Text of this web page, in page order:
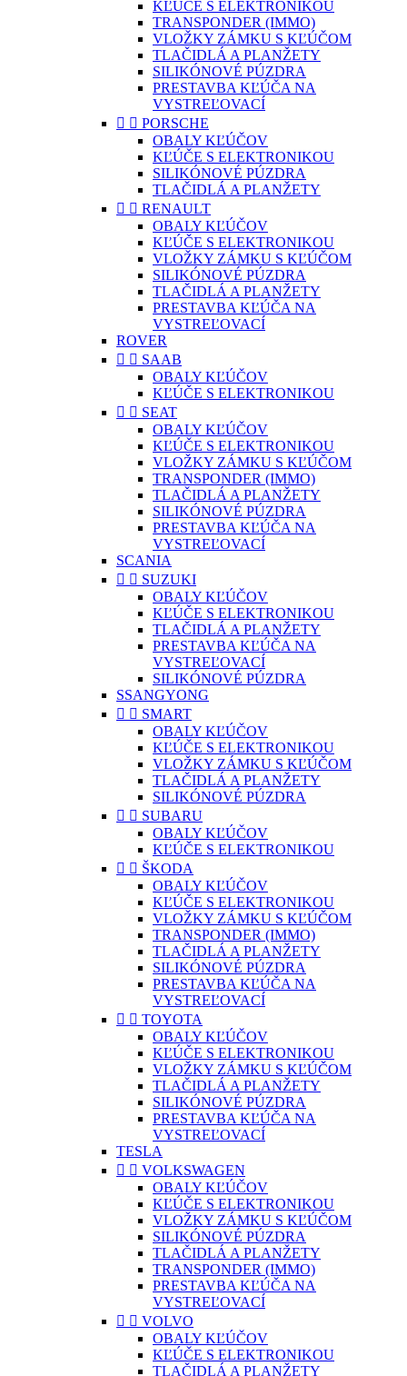
KĽÚČE S ELEKTRONIKOU
TRANSPONDER (IMMO)
VLOŽKY ZÁMKU S KĽÚČOM
TLAČIDLÁ A PLANŽETY
SILIKÓNOVÉ PÚZDRA
PRESTAVBA KĽÚČA NA
VYSTREĽOVACÍ
  PORSCHE
OBALY KĽÚČOV
KĽÚČE S ELEKTRONIKOU
SILIKÓNOVÉ PÚZDRA
TLAČIDLÁ A PLANŽETY
  RENAULT
OBALY KĽÚČOV
KĽÚČE S ELEKTRONIKOU
VLOŽKY ZÁMKU S KĽÚČOM
SILIKÓNOVÉ PÚZDRA
TLAČIDLÁ A PLANŽETY
PRESTAVBA KĽÚČA NA
VYSTREĽOVACÍ
ROVER
  SAAB
OBALY KĽÚČOV
KĽÚČE S ELEKTRONIKOU
  SEAT
OBALY KĽÚČOV
KĽÚČE S ELEKTRONIKOU
VLOŽKY ZÁMKU S KĽÚČOM
TRANSPONDER (IMMO)
TLAČIDLÁ A PLANŽETY
SILIKÓNOVÉ PÚZDRA
PRESTAVBA KĽÚČA NA
VYSTREĽOVACÍ
SCANIA
  SUZUKI
OBALY KĽÚČOV
KĽÚČE S ELEKTRONIKOU
TLAČIDLÁ A PLANŽETY
PRESTAVBA KĽÚČA NA
VYSTREĽOVACÍ
SILIKÓNOVÉ PÚZDRA
SSANGYONG
  SMART
OBALY KĽÚČOV
KĽÚČE S ELEKTRONIKOU
VLOŽKY ZÁMKU S KĽÚČOM
TLAČIDLÁ A PLANŽETY
SILIKÓNOVÉ PÚZDRA
  SUBARU
OBALY KĽÚČOV
KĽÚČE S ELEKTRONIKOU
  ŠKODA
OBALY KĽÚČOV
KĽÚČE S ELEKTRONIKOU
VLOŽKY ZÁMKU S KĽÚČOM
TRANSPONDER (IMMO)
TLAČIDLÁ A PLANŽETY
SILIKÓNOVÉ PÚZDRA
PRESTAVBA KĽÚČA NA
VYSTREĽOVACÍ
  TOYOTA
OBALY KĽÚČOV
KĽÚČE S ELEKTRONIKOU
VLOŽKY ZÁMKU S KĽÚČOM
TLAČIDLÁ A PLANŽETY
SILIKÓNOVÉ PÚZDRA
PRESTAVBA KĽÚČA NA
VYSTREĽOVACÍ
TESLA
  VOLKSWAGEN
OBALY KĽÚČOV
KĽÚČE S ELEKTRONIKOU
VLOŽKY ZÁMKU S KĽÚČOM
SILIKÓNOVÉ PÚZDRA
TLAČIDLÁ A PLANŽETY
TRANSPONDER (IMMO)
PRESTAVBA KĽÚČA NA
VYSTREĽOVACÍ
  VOLVO
OBALY KĽÚČOV
KĽÚČE S ELEKTRONIKOU
TLAČIDLÁ A PLANŽETY